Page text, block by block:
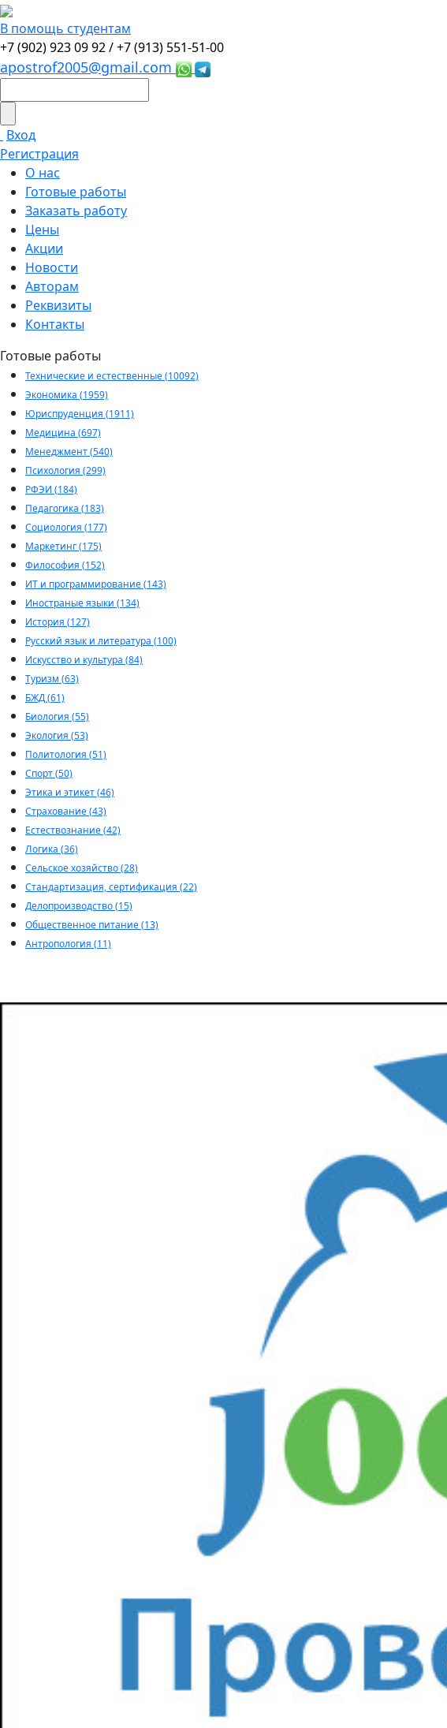
В помощь студентам
+7 (902) 923 09 92 /+7 (913) 551-51-00
apostrof2005@gmail.com
Вход
Регистрация
О нас
Готовые работы
Заказать работу
Цены
Акции
Новости
Авторам
Реквизиты
Контакты
Готовые работы
Технические и естественные (10092)
Экономика (1959)
Юриспруденция (1911)
Медицина (697)
Менеджмент (540)
Психология (299)
РФЭИ (184)
Педагогика (183)
Социология (177)
Маркетинг (175)
Философия (152)
ИТ и программирование (143)
Иностраные языки (134)
История (127)
Русский язык и литература (100)
Искусство и культура (84)
Туризм (63)
БЖД (61)
Биология (55)
Экология (53)
Политология (51)
Спорт (50)
Этика и этикет (46)
Страхование (43)
Естествознание (42)
Логика (36)
Сельское хозяйство (28)
Стандартизация, сертификация (22)
Делопроизводство (15)
Общественное питание (13)
Антропология (11)